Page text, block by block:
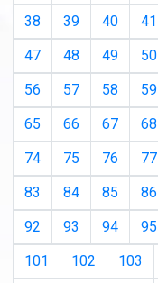
38
39 40 41
47
48 49 50
56
57 58 59
65
66 67 68
74
75 76 77
83
84 85 86
92
93 94 95
101
102 103